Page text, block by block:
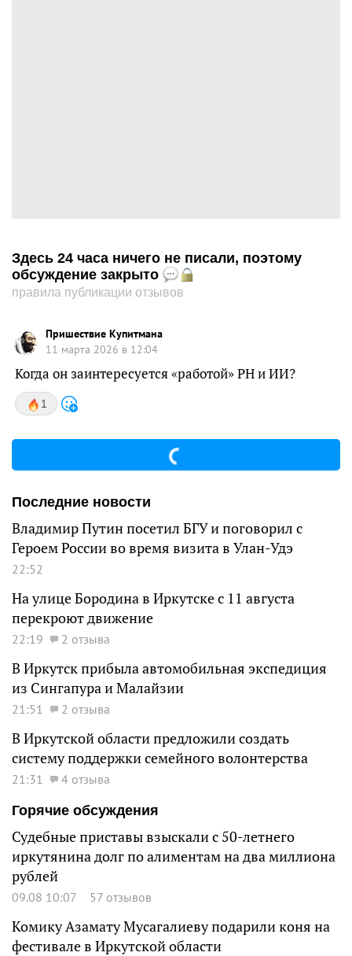
Здесь 24 часа ничего не писали, поэтому
обсуждение закрыто
правила публикации отзывов
Пришествие Купитмана
11 марта 2026 в 12:04
Когда он заинтересуется «работой» РН и ИИ?
1
Последние новости
Владимир Путин посетил БГУ и поговорил с
Героем России во время визита в Улан-Удэ
22:52
На улице Бородина в Иркутске с 11 августа
перекроют движение
22:19 2 отзыва
В Иркутск прибыла автомобильная экспедиция
из Сингапура и Малайзии
21:51 2 отзыва
В Иркутской области предложили создать
систему поддержки семейного волонтерства
21:31
4 отзыва
Горячие обсуждения
Судебные приставы взыскали с 50-летнего
иркутянина долг по алиментам на два миллиона
рублей
09.08 10:07 57 отзывов
Комику Азамату Мусагалиеву подарили коня на
фестивале в Иркутской области